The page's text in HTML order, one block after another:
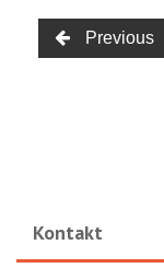
Posts
Previous
Kontakt